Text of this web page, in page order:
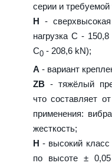
серии и требуемой
H -
нагрузка C -
С0 - 208,6 kN);
A - вариант
ZB - тяжёлый
что составляет
применения:
жесткость;
H - высокий класс
по высоте ±